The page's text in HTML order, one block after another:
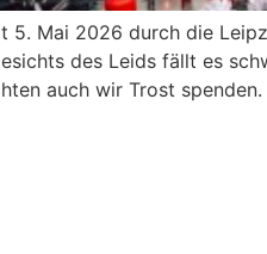
5. Mai 2026 durch die
des Leids fällt es
auch wir Trost